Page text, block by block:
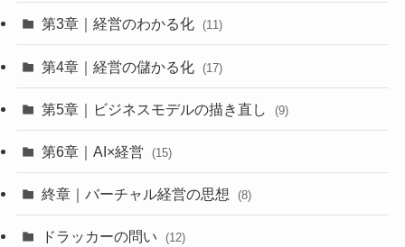
第3章｜経営のわかる化 (11)
第4章｜経営の儲かる化 (17)
第5章｜ビジネスモデルの描き直し (9)
第6章｜AI×経営 (15)
終章｜バーチャル経営の思想 (8)
ドラッカーの問い (12)